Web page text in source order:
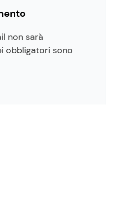
non sarà
obbligatori sono